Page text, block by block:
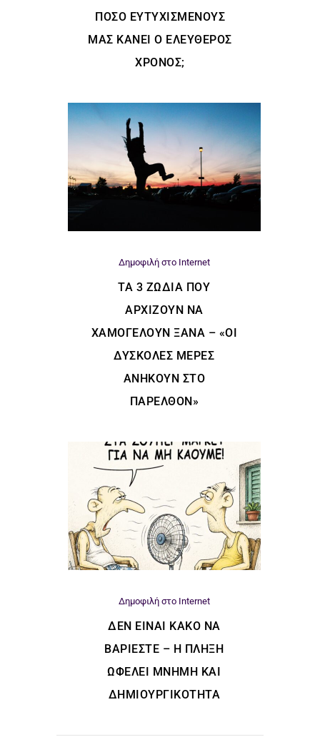
ΠΌΣΟ ΕΥΤΥΧΙΣΜΈΝΟΥΣ
ΜΑΣ ΚΆΝΕΙ Ο ΕΛΕΎΘΕΡΟΣ
ΧΡΌΝΟΣ;
Δημοφιλή στο Internet
ΤΑ 3 ΖΏΔΙΑ ΠΟΥ
ΑΡΧΊΖΟΥΝ ΝΑ
ΧΑΜΟΓΕΛΟΎΝ ΞΑΝΆ – «ΟΙ
ΔΎΣΚΟΛΕΣ ΜΈΡΕΣ
ΑΝΉΚΟΥΝ ΣΤΟ
ΠΑΡΕΛΘΌΝ»
Δημοφιλή στο Internet
ΔΕΝ ΕΊΝΑΙ ΚΑΚΌ ΝΑ
ΒΑΡΙΈΣΤΕ – Η ΠΛΉΞΗ
ΩΦΕΛΕΊ ΜΝΉΜΗ ΚΑΙ
ΔΗΜΙΟΥΡΓΙΚΌΤΗΤΑ